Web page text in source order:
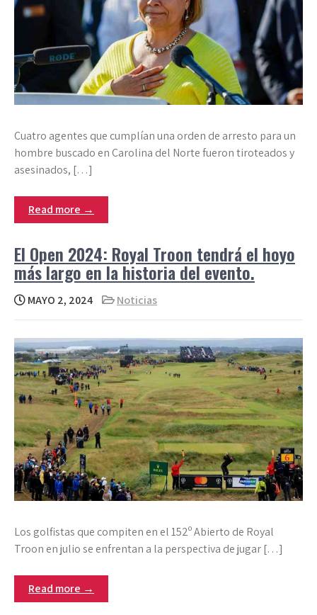
Cuatro agentes que cumplían una orden de arresto para un
hombre buscado en Carolina del Norte fueron tiroteados y
asesinados, […]
Read more →
El Open 2024: Royal Troon tendrá el hoyo
más largo en la historia del evento.
MAYO 2, 2024 Noticias
Los golfistas que compiten en el 152º Abierto de Royal
Troon en julio se enfrentan a la perspectiva de jugar […]
Read more →